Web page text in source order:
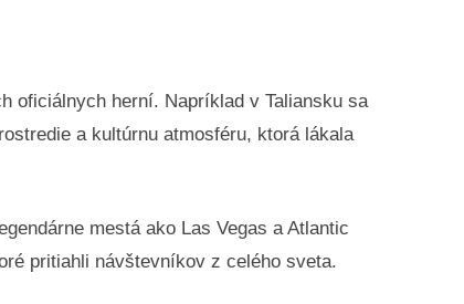
oficiálnych herní. Napríklad v Taliansku sa
a kultúrnu atmosféru, ktorá lákala
mestá ako Las Vegas a Atlantic
pritiahli návštevníkov z celého sveta.